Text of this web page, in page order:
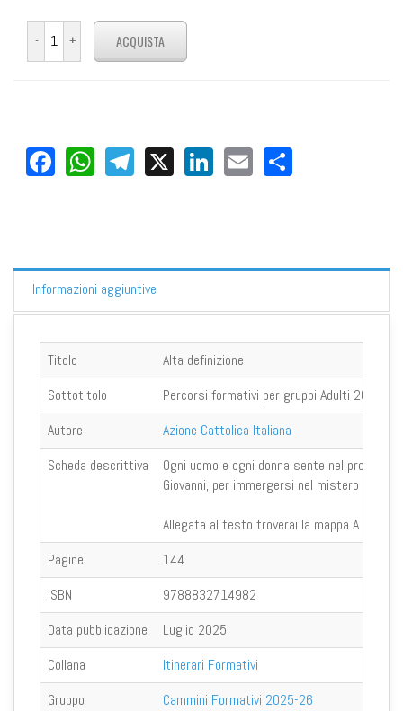
Facebook
WhatsApp
Telegram
X LinkedIn
Email
Informazioni aggiuntive
Titolo
Alta definizione
Sottotitolo
Percorsi formativi per gruppi Adulti 2025-
Autore
Azione Cattolica Italiana
Scheda descrittiva
Ogni uomo e ogni donna sente nel proprio
Giovanni, per immergersi nel mistero di
Allegata al testo troverai la mappa A colpo
Pagine
144
ISBN
9788832714982
Data pubblicazione
Luglio 2025
Collana
Itinerari Formativi
Gruppo
Cammini Formativi 2025-26